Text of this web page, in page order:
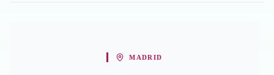
MADRID